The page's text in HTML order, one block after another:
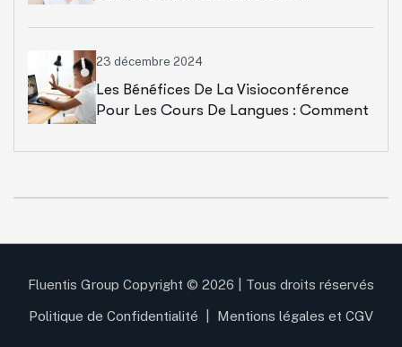
Personnalisation De L’expérience
23 décembre 2024
Les Bénéfices De La Visioconférence
Pour Les Cours De Langues : Comment
L’interaction Et L’engagement Des
Fluentis Group Copyright © 2026 | Tous droits réservés
Politique de Confidentialité Mentions légales et CGV